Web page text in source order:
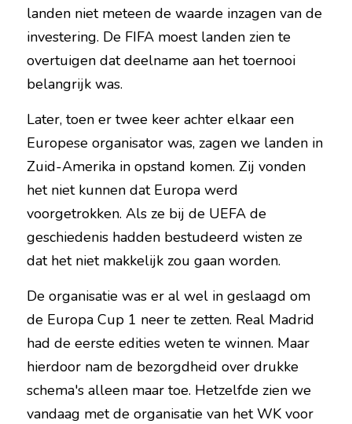
landen niet meteen de waarde inzagen van de
investering. De FIFA moest landen zien te
overtuigen dat deelname aan het toernooi
belangrijk was.
Later, toen er twee keer achter elkaar een
Europese organisator was, zagen we landen in
Zuid-Amerika in opstand komen. Zij vonden
het niet kunnen dat Europa werd
voorgetrokken. Als ze bij de UEFA de
geschiedenis hadden bestudeerd wisten ze
dat het niet makkelijk zou gaan worden.
De organisatie was er al wel in geslaagd om
de Europa Cup 1 neer te zetten. Real Madrid
had de eerste edities weten te winnen. Maar
hierdoor nam de bezorgdheid over drukke
schema's alleen maar toe. Hetzelfde zien we
vandaag met de organisatie van het WK voor